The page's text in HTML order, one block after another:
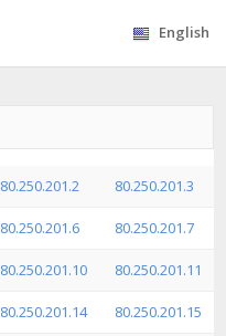
English
80.250.201.2 80.250.201.3
80.250.201.6 80.250.201.7
80.250.201.10 80.250.201.11
80.250.201.14 80.250.201.15